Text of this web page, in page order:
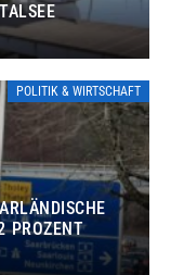
POLITIK & WIRTSCHAFT
PROZENT